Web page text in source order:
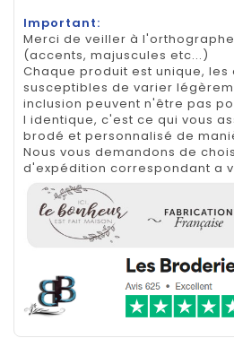
Important:
Merci de veiller à
(accents, majuscules etc...)
Chaque produit est unique, les
susceptibles de varier
inclusion peuvent n'être pas
l identique, c'est ce qui vous
brodé et personnalisé de
Nous vous demandons de
d'expédition correspondant a